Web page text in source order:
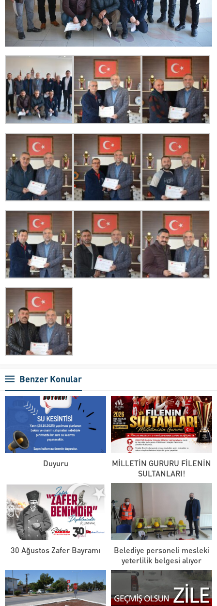
Benzer Konular
Duyuru
MİLLETİN GURURU FİLENİN
SULTANLARI!
30 Ağustos Zafer Bayramı
Belediye personeli mesleki
yeterlilik belgesi alıyor